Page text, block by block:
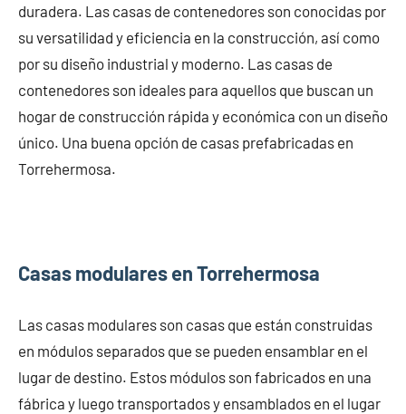
duradera. Las casas de contenedores son conocidas por
su versatilidad y eficiencia en la construcción, así como
por su diseño industrial y moderno. Las casas de
contenedores son ideales para aquellos que buscan un
hogar de construcción rápida y económica con un diseño
único. Una buena opción de casas prefabricadas en
Torrehermosa.
Casas modulares en Torrehermosa
Las casas modulares son casas que están construidas
en módulos separados que se pueden ensamblar en el
lugar de destino. Estos módulos son fabricados en una
fábrica y luego transportados y ensamblados en el lugar